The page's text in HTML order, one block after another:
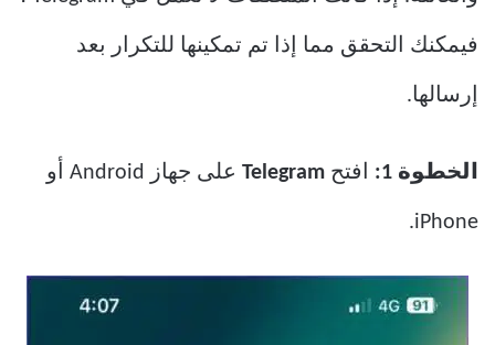
فيمكنك التحقق مما إذا تم تمكينها للتكرار بعد
إرسالها.
الخطوة 1: افتح Telegram على جهاز Android أو
iPhone.